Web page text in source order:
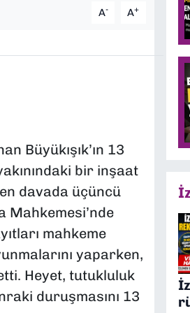
A- A+
Büyükışık’ın 13
bir inşaat
davada üçüncü
Mahkemesi’nde
mahkeme
yaparken,
Heyet, tutukluluk
duruşmasını 13